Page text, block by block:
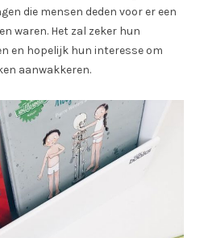
die mensen deden voor er een
waren. Het zal zeker hun
en hopelijk hun interesse om
aanwakkeren.